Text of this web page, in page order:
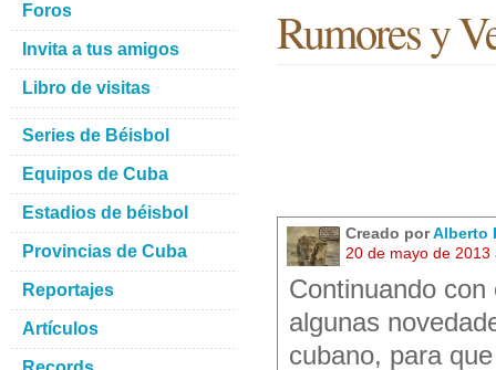
Rumores y
Creado porAlberto
20 de mayo de
Continuando
algunas
cubano, para
Foros
Invita a tus amigos
Libro de visitas
Series de Béisbol
Equipos de Cuba
Estadios de béisbol
Provincias de Cuba
Reportajes
Artículos